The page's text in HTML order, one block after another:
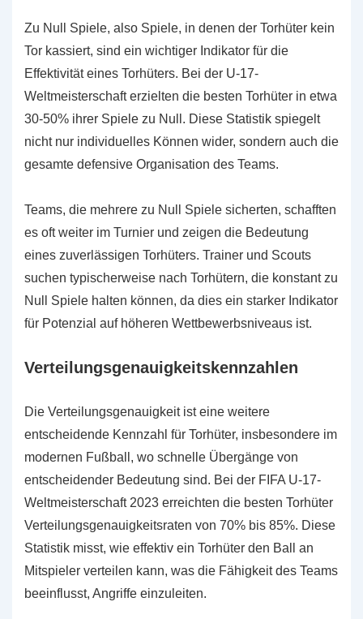
Zu Null Spiele, also Spiele, in denen der Torhüter kein
Tor kassiert, sind ein wichtiger Indikator für die
Effektivität eines Torhüters. Bei der U-17-
Weltmeisterschaft erzielten die besten Torhüter in etwa
30-50% ihrer Spiele zu Null. Diese Statistik spiegelt
nicht nur individuelles Können wider, sondern auch die
gesamte defensive Organisation des Teams.
Teams, die mehrere zu Null Spiele sicherten, schafften
es oft weiter im Turnier und zeigen die Bedeutung
eines zuverlässigen Torhüters. Trainer und Scouts
suchen typischerweise nach Torhütern, die konstant zu
Null Spiele halten können, da dies ein starker Indikator
für Potenzial auf höheren Wettbewerbsniveaus ist.
Verteilungsgenauigkeitskennzahlen
Die Verteilungsgenauigkeit ist eine weitere
entscheidende Kennzahl für Torhüter, insbesondere im
modernen Fußball, wo schnelle Übergänge von
entscheidender Bedeutung sind. Bei der FIFA U-17-
Weltmeisterschaft 2023 erreichten die besten Torhüter
Verteilungsgenauigkeitsraten von 70% bis 85%. Diese
Statistik misst, wie effektiv ein Torhüter den Ball an
Mitspieler verteilen kann, was die Fähigkeit des Teams
beeinflusst, Angriffe einzuleiten.